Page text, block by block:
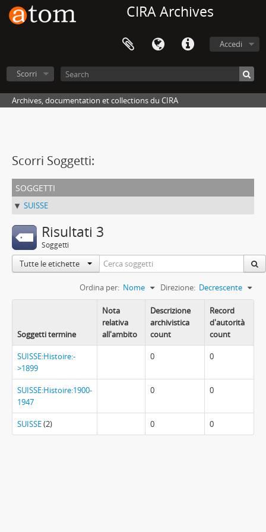
CIRA Archives
Accedi
Scorri
Archives, documentation et collections du CIRA
Scorri Soggetti:
soggetti
SUISSE
Risultati 3
Soggetti
Tutte le etichette
Ordina per: Nome Direzione: Decrescente
Soggetti termine
Nota
relativa
all'ambito
Descrizione
archivistica
count
Record
d'autorità
count
SUISSE:Histoire:-
>1899
0 0
SUISSE:Histoire:1900-
1947
0 0
SUISSE(2) 0 0